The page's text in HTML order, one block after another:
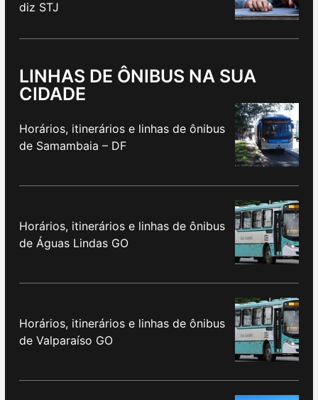
diz STJ
LINHAS DE ÔNIBUS NA SUA
CIDADE
Horários, itinerários e linhas de ônibus
de Samambaia – DF
Horários, itinerários e linhas de ônibus
de Águas Lindas GO
Horários, itinerários e linhas de ônibus
de Valparaíso GO